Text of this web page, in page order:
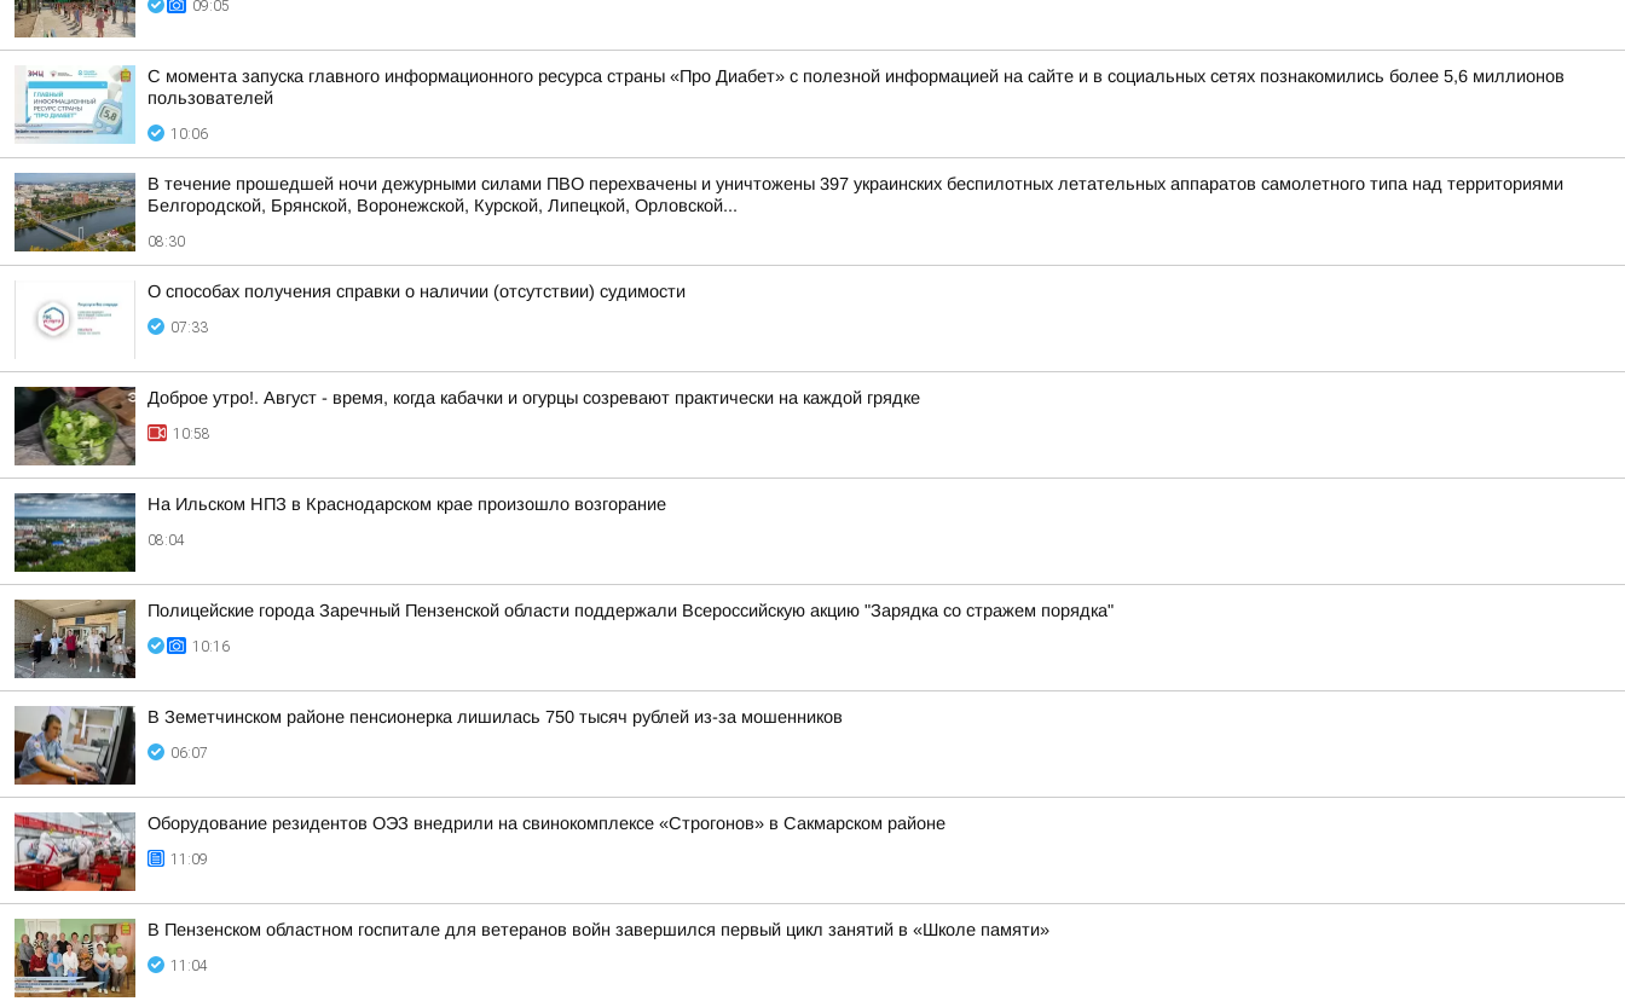
09:05
С момента запуска главного информационного ресурса страны «Про Диабет» с полезной информацией на сайте и в социальных сетях познакомились более 5,6 миллионов
пользователей
10:06
В течение прошедшей ночи дежурными силами ПВО перехвачены и уничтожены 397 украинских беспилотных летательных аппаратов самолетного типа над территориями
Белгородской, Брянской, Воронежской, Курской, Липецкой, Орловской...
08:30
О способах получения справки о наличии (отсутствии) судимости
07:33
Доброе утро!. Август - время, когда кабачки и огурцы созревают практически на каждой грядке
10:58
На Ильском НПЗ в Краснодарском крае произошло возгорание
08:04
Полицейские города Заречный Пензенской области поддержали Всероссийскую акцию "Зарядка со стражем порядка"
10:16
В Земетчинском районе пенсионерка лишилась 750 тысяч рублей из-за мошенников
06:07
Оборудование резидентов ОЭЗ внедрили на свинокомплексе «Строгонов» в Сакмарском районе
11:09
В Пензенском областном госпитале для ветеранов войн завершился первый цикл занятий в «Школе памяти»
11:04